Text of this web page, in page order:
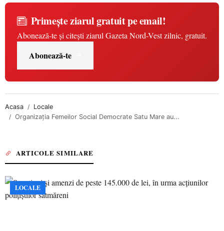
Primește ziarul gratuit pe email!
Abonează-te și citești ziarul Gazeta Nord-Vest zilnic, gratuit.
Abonează-te
Acasa
Locale
Organizația Femeilor Social Democrate Satu Mare au...
ARTICOLE SIMILARE
LOCALE